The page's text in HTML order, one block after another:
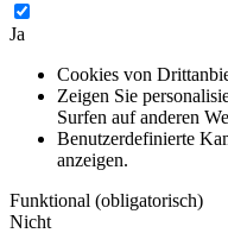
Ja
Cookies von
Zeigen Sie
Surfen auf anderen
Benutzerdefinierte
anzeigen.
Funktional (obligatorisch)
Nicht